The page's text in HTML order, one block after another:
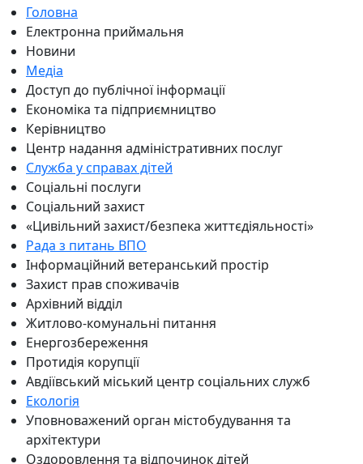
Головна
Електронна приймальня
Новини
Медіа
Доступ до публічної інформації
Економіка та підприємництво
Керівництво
Центр надання адміністративних послуг
Служба у справах дітей
Соціальні послуги
Соціальний захист
«Цивільний захист/безпека життєдіяльності»
Рада з питань ВПО
Інформаційний ветеранський простір
Захист прав споживачів
Архівний відділ
Житлово-комунальні питання
Енергозбереження
Протидія корупції
Авдіївський міський центр соціальних служб
Екологія
Уповноважений орган містобудування та
архітектури
Оздоровлення та відпочинок дітей